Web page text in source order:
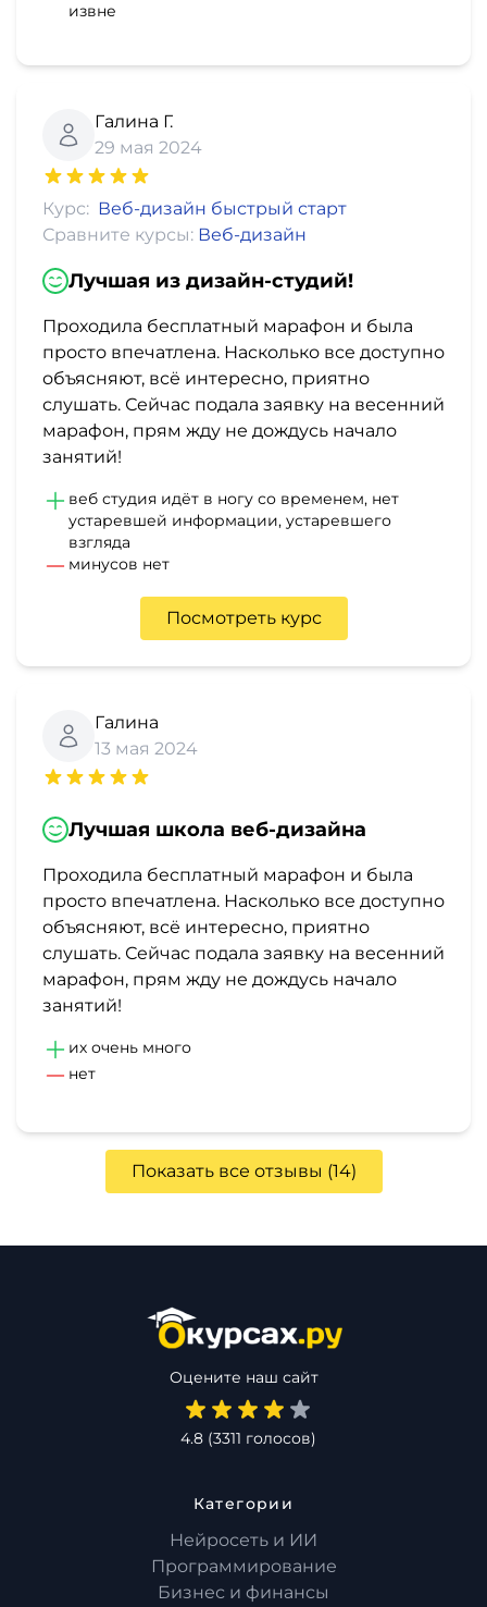
извне
Галина Г.
29 мая 2024
Курс: Веб-дизайн быстрый старт
Сравните курсы: Веб-дизайн
Лучшая из дизайн-студий!
Проходила бесплатный марафон и была
просто впечатлена. Насколько все доступно
объясняют, всё интересно, приятно
слушать. Сейчас подала заявку на весенний
марафон, прям жду не дождусь начало
занятий!
веб студия идёт в ногу со временем, нет
устаревшей информации, устаревшего
взгляда
минусов нет
Посмотреть курс
Галина
13 мая 2024
Лучшая школа веб-дизайна
Проходила бесплатный марафон и была
просто впечатлена. Насколько все доступно
объясняют, всё интересно, приятно
слушать. Сейчас подала заявку на весенний
марафон, прям жду не дождусь начало
занятий!
их очень много
нет
Показать все отзывы (14)
Оцените наш сайт
4.8(3311 голосов)
Категории
Нейросеть и ИИ
Программирование
Бизнес и финансы